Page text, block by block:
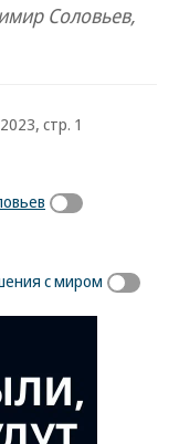
Соловьев,
стр. 1
с миром